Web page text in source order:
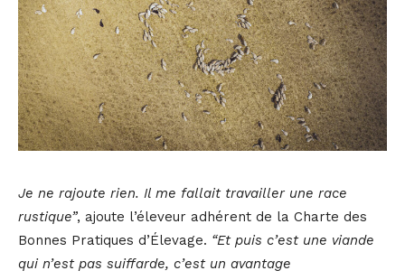
Je ne rajoute rien. Il me fallait travailler une race
rustique”, ajoute l’éleveur adhérent de la Charte des
Bonnes Pratiques d’Élevage. “Et puis c’est une viande
qui n’est pas suiffarde, c’est un avantage